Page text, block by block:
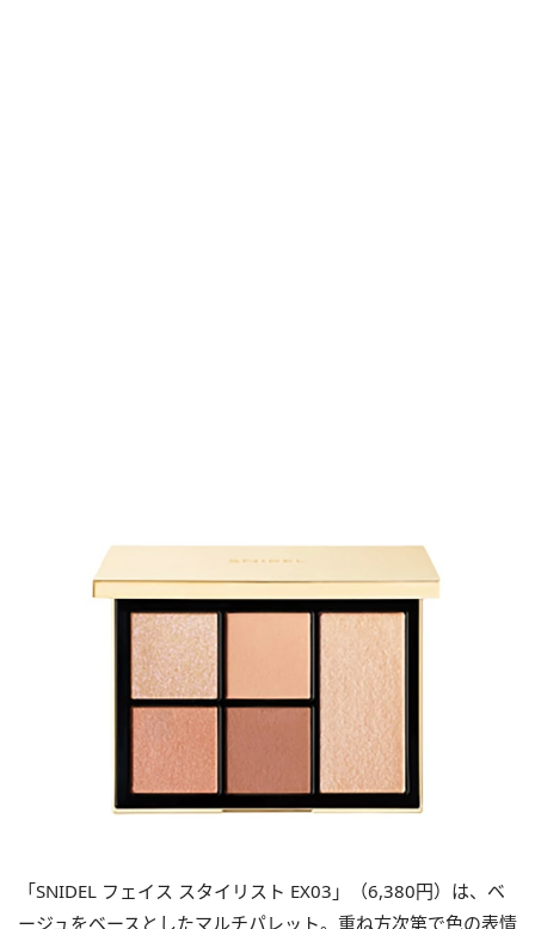
「SNIDEL フェイス スタイリスト EX03」（6,380円）は、ベ
ージュをベースとしたマルチパレット。重ね方次第で色の表情